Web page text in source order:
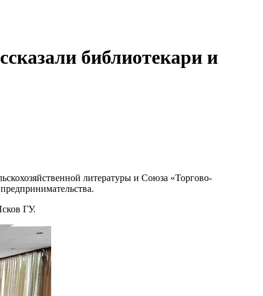
библиотекари и
литературы и Союза «Торгово-
ГУ.